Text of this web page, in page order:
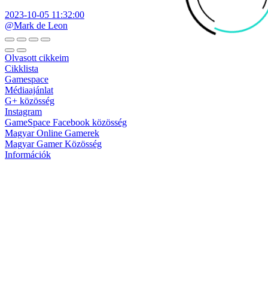
2023-10-05 11:32:00
@Mark de Leon
Olvasott cikkeim
Cikklista
Gamespace
Médiaajánlat
G+ közösség
Instagram
GameSpace Facebook közösség
Magyar Online Gamerek
Magyar Gamer Közösség
Információk